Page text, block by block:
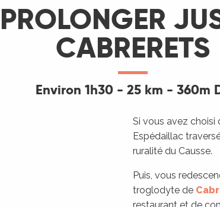
CABRERETS
Environ 1h30 - 25 km - 360m
Si vous avez choisi
Espédaillac
ruralité du Causse.
Puis, vous
troglodyte de